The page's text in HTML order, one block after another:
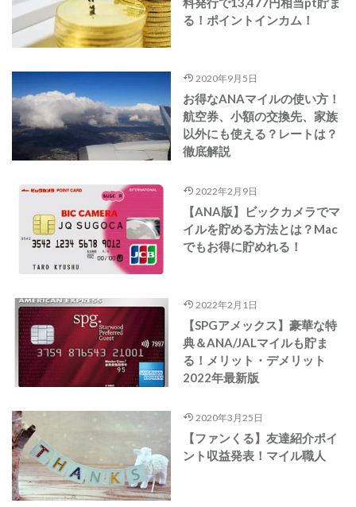
る！ポイントインカム！
2020年9月5日
お得なANAマイルの使い方！
航空券、小額の交換先、家族
以外にも使える？レートは？
徹底解説
2022年2月9日
【ANA版】ビックカメラでマ
イルを貯める方法とは？Mac
でもお得に貯めれる！
2022年2月1日
【SPGアメックス】豪華な特
典＆ANA/JALマイルも貯ま
る！メリット・デメリット
2022年最新版
2020年3月25日
【ファンくる】友達紹介ポイ
ント収益発表！マイル職人